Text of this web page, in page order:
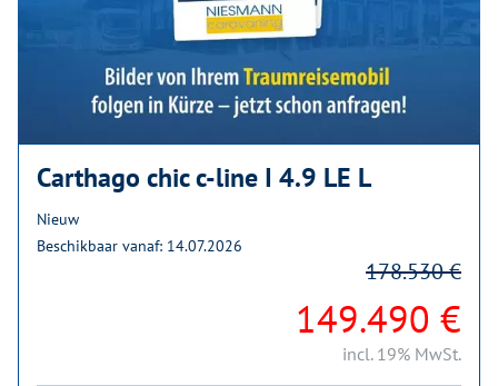
Carthago chic c-line I 4.9 LE L
Nieuw
Beschikbaar vanaf: 14.07.2026
149.490 €
178.530 €
incl. 19% MwSt.